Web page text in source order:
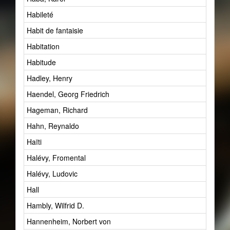
Habileté
Habit de fantaisie
Habitation
Habitude
Hadley, Henry
Haendel, Georg Friedrich
Hageman, Richard
Hahn, Reynaldo
Haïti
Halévy, Fromental
Halévy, Ludovic
Hall
Hambly, Wilfrid D.
Hannenheim, Norbert von